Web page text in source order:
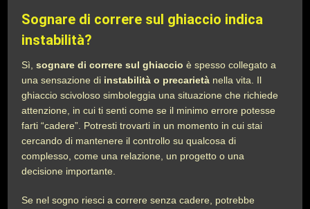
Sognare di correre sul ghiaccio indica
instabilità?
Sì,sognare di correre sul ghiaccio è spesso collegato a
una sensazione di instabilità o precarietà nella vita. Il
ghiaccio scivoloso simboleggia una situazione che richiede
attenzione, in cui ti senti come se il minimo errore potesse
farti “cadere”. Potresti trovarti in un momento in cui stai
cercando di mantenere il controllo su qualcosa di
complesso, come una relazione, un progetto o una
decisione importante.
Se nel sogno riesci a correre senza cadere, potrebbe